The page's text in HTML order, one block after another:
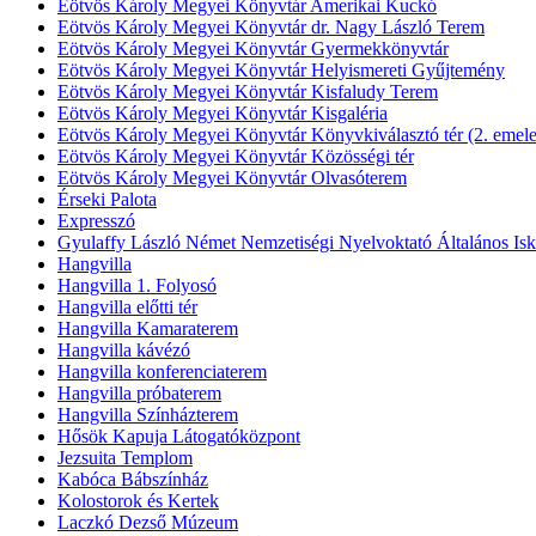
Eötvös Károly Megyei Könyvtár Amerikai Kuckó
Eötvös Károly Megyei Könyvtár dr. Nagy László Terem
Eötvös Károly Megyei Könyvtár Gyermekkönyvtár
Eötvös Károly Megyei Könyvtár Helyismereti Gyűjtemény
Eötvös Károly Megyei Könyvtár Kisfaludy Terem
Eötvös Károly Megyei Könyvtár Kisgaléria
Eötvös Károly Megyei Könyvtár Könyvkiválasztó tér (2.
Eötvös Károly Megyei Könyvtár Közösségi tér
Eötvös Károly Megyei Könyvtár Olvasóterem
Érseki Palota
Expresszó
Gyulaffy László Német Nemzetiségi Nyelvoktató Általános
Hangvilla
Hangvilla 1. Folyosó
Hangvilla előtti tér
Hangvilla Kamaraterem
Hangvilla kávézó
Hangvilla konferenciaterem
Hangvilla próbaterem
Hangvilla Színházterem
Hősök Kapuja Látogatóközpont
Jezsuita Templom
Kabóca Bábszínház
Kolostorok és Kertek
Laczkó Dezső Múzeum